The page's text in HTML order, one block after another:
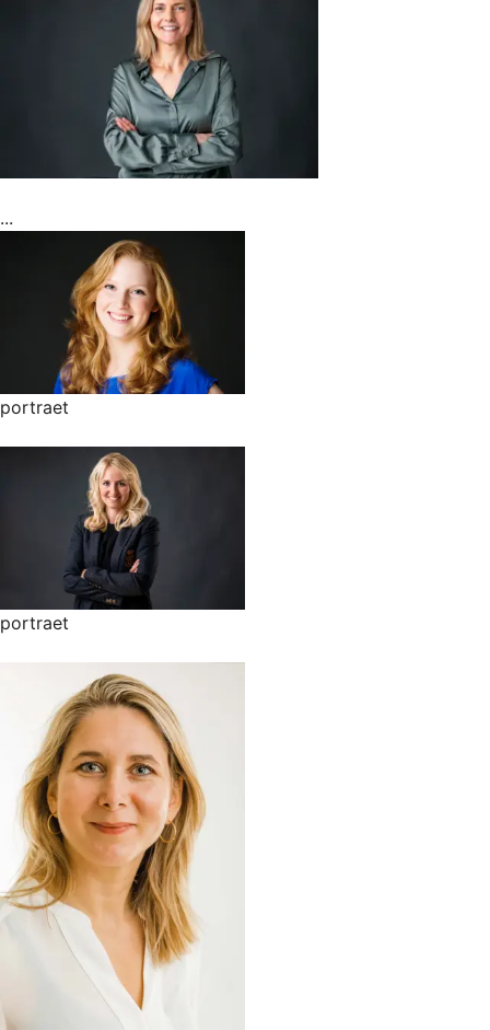
...
portraet
portraet